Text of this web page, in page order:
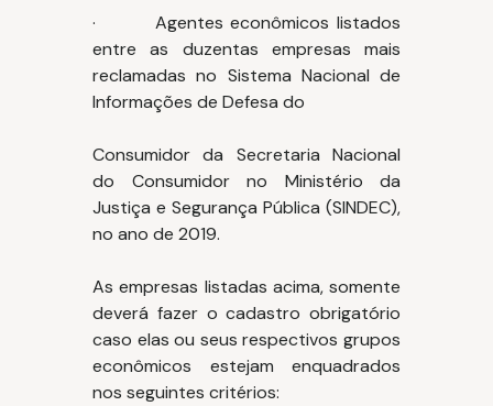
· Agentes econômicos listados
entre as duzentas empresas mais
reclamadas no Sistema Nacional de
Informações de Defesa do
Consumidor da Secretaria Nacional
do Consumidor no Ministério da
Justiça e Segurança Pública (SINDEC),
no ano de 2019.
As empresas listadas acima, somente
deverá fazer o cadastro obrigatório
caso elas ou seus respectivos grupos
econômicos estejam enquadrados
nos seguintes critérios: